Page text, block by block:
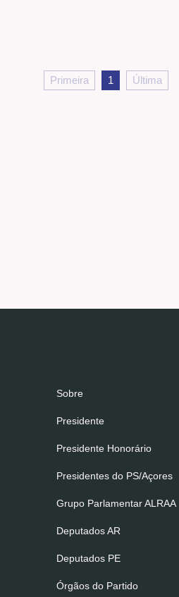
Primeira 1 Última
Sobre
Presidente
Presidente Honorário
Presidentes do PS/Açores
Grupo Parlamentar ALRAA
Deputados AR
Deputados PE
Órgãos do Partido